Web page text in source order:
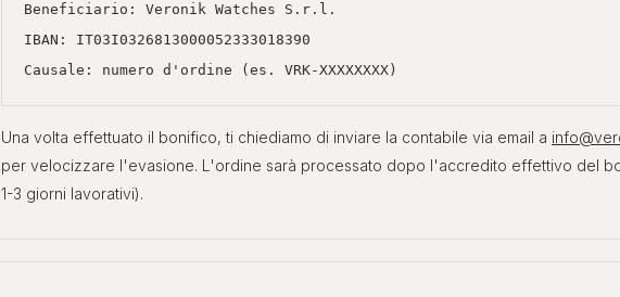
Beneficiario: Veronik Watches S.r.l.
IBAN: IT03I0326813000052333018390
Causale: numero d'ordine (es. VRK-XXXXXXXX)
Una volta effettuato il bonifico, ti chiediamo di inviare la contabile via email a
per velocizzare l'evasione. L'ordine sarà processato dopo l'accredito effettivo del
1-3 giorni lavorativi).